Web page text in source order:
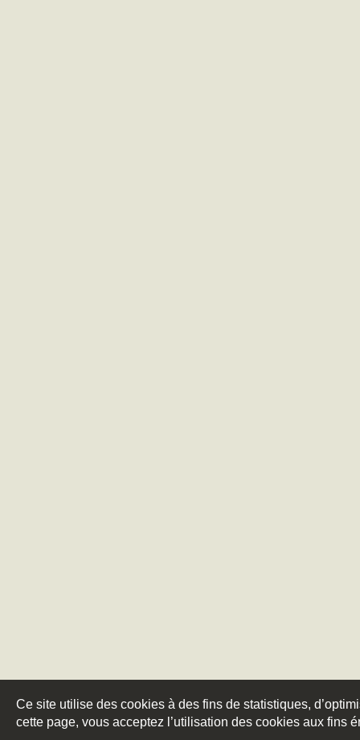
Ce site utilise des cookies à des fins de statistiques,
cette page, vous acceptez l’utilisation des cookies aux fins